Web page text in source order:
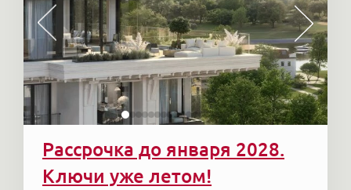
Рассрочка до января 2028.
Ключи уже летом!